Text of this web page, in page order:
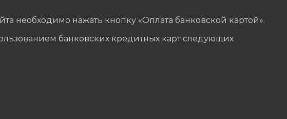
необходимо нажать кнопку «Оплата банковской картой».
банковских кредитных карт следующих